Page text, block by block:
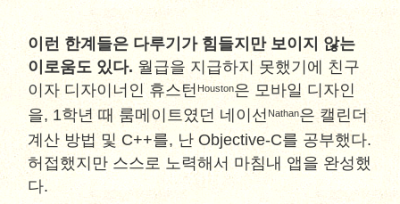
이런 한계들은 다루기가 힘들지만 보이지 않는
이로움도 있다. 월급을 지급하지 못했기에 친구
이자 디자이너인 휴스턴Houston은 모바일 디자인
을, 1학년 때 룸메이트였던 네이선 Nathan은 캘린더
계산 방법 및 C++를, 난 Objective-C를 공부했다.
허접했지만 스스로 노력해서 마침내 앱을 완성했
다.